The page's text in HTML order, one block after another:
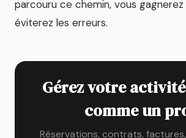
parcouru ce chemin, vous
éviterez les erreurs.
Gérez votre
comme un
Réservations, contrats, factures,